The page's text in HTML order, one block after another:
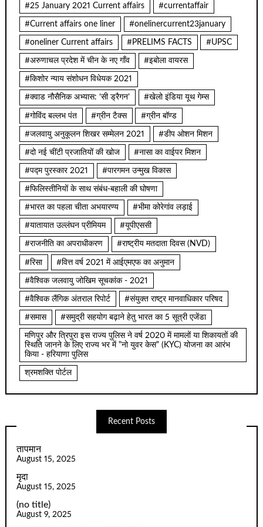
#25 January 2021 Current affairs #currentaffair
#Current affairs one liner #onelinercurrent23january
#oneliner Current affairs #PRELIMS FACTS #UPSC
#अरुणाचल प्रदेश में चीन के नए गाँव #इबोला वायरस
#किशोर न्याय संशोधन विधेयक 2021
#क्वाड नौसैनिक अभ्यास: ‘सी ड्रैगन’ #खेलो इंडिया यूथ गेम्स
#गोविंद बल्लभ पंत #ग्रीन टैक्स #ग्रीन बॉण्ड
#जलवायु अनुकूलन शिखर सम्मेलन 2021 #डीप ओशन मिशन
#दो नई चींटी प्रजातियों की खोज #नासा का वाईपर मिशन
#पद्म पुरस्कार 2021 #पारगमन उन्मुख विकास
#फिलिस्तीनियों के साथ संबंध-बहाली की घोषणा
#भारत का पहला चीता अभयारण्य #भीमा कोरेगांव लड़ाई
#यातायात उल्लंघन प्रीमियम #यूपीएससी
#राजनीति का अपराधीकरण #राष्ट्रीय मतदाता दिवस (NVD)
#रिसा #वित्त वर्ष 2021 में आईएमएफ का अनुमान
#वैश्विक जलवायु जोखिम सूचकांक - 2021
#वैश्विक लैंगिक अंतराल रिपोर्ट #संयुक्त राष्ट्र मानवाधिकार परिषद
#समास #समुद्री सहयोग बढ़ाने हेतु भारत का 5 सूत्री एजेंडा
मणिपुर और त्रिपुरा इस राज्य पुलिस ने वर्ष 2020 में मामलों या शिकायतों की
स्थिति जानने के लिए राज्य भर में "नो युवर केस" (KYC) योजना का आरंभ
किया - हरियाणा पुलिस
श्रमशक्ति पोर्टल
Recent Posts
तापमान
August 15, 2025
मृदा
August 15, 2025
(no title)
August 9, 2025